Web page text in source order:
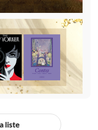
liste